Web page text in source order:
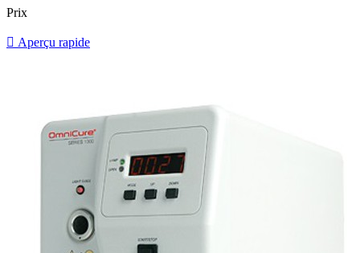
Prix
 Aperçu rapide